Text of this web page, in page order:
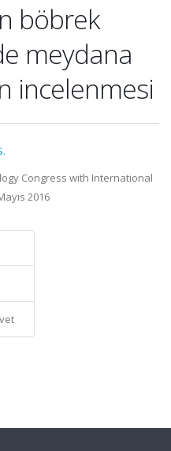
böbrek
meydana
incelenmesi
Congress with International
2016